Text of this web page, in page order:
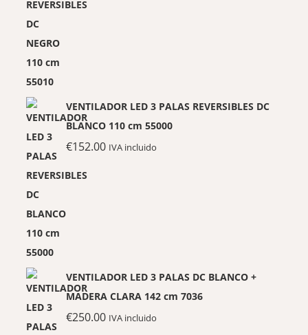
VENTILADOR LED 3 PALAS REVERSIBLES DC
BLANCO 110 cm 55000
€152.00 IVA incluido
VENTILADOR LED 3 PALAS DC BLANCO +
MADERA CLARA 142 cm 7036
€250.00 IVA incluido